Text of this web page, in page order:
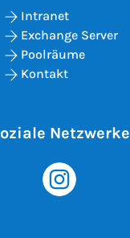
Intranet
Exchange Server
Poolräume
Kontakt
Netzwerke